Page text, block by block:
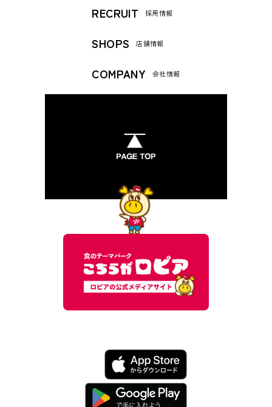
RECRUIT 採用情報
SHOPS 店舗情報
COMPANY 会社情報